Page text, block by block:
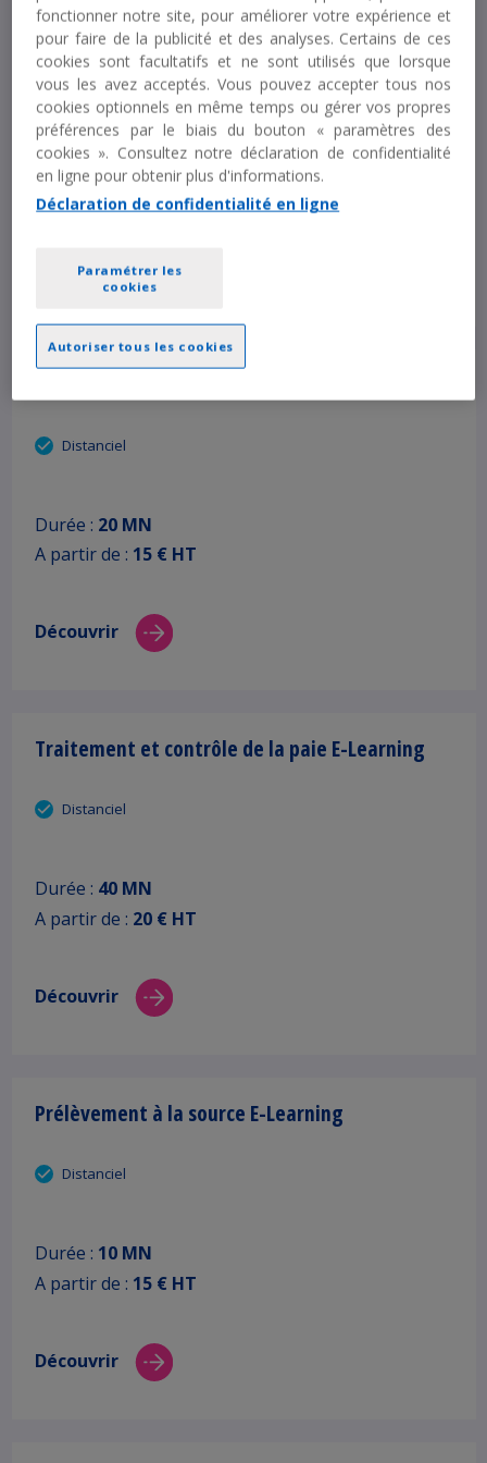
Learning
Distanciel
Durée : 20 MN
A partir de : 15 € HT
Découvrir
Distanciel
Durée : 20 MN
A partir de : 15 € HT
Découvrir
Traitement et contrôle de la paie E-Learning
Distanciel
Durée : 40 MN
A partir de : 20 € HT
Découvrir
Prélèvement à la source E-Learning
Distanciel
Durée : 10 MN
A partir de : 15 € HT
Découvrir
fonctionner notre site, pour améliorer votre expérience et
pour faire de la publicité et des analyses. Certains de ces
cookies sont facultatifs et ne sont utilisés que lorsque
vous les avez acceptés. Vous pouvez accepter tous nos
cookies optionnels en même temps ou gérer vos propres
préférences par le biais du bouton « paramètres des
cookies ». Consultez notre déclaration de confidentialité
en ligne pour obtenir plus d'informations.
Déclaration de confidentialité en ligne
Autoriser tous les cookies
Paramétrer les
cookies